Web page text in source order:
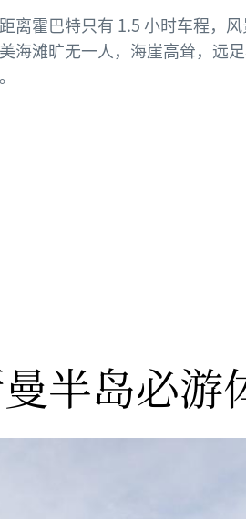
离霍巴特只有 1.5 小时车程，
海滩旷无一人，海崖高耸，远
半岛必游